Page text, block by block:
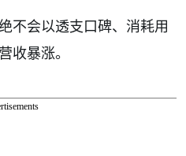
不会以透支口碑、消耗用
收暴涨。